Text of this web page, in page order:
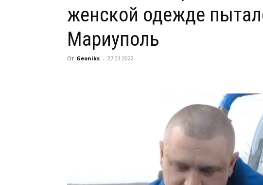
женской одежде
Мариуполь
От Geoniks - 27.03.2022